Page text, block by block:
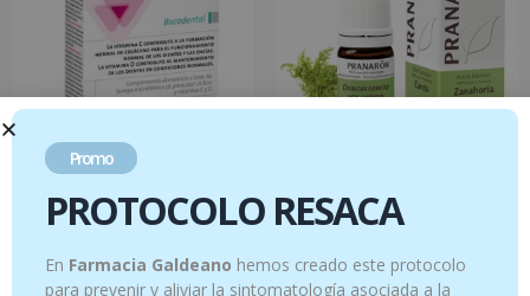
comprimidos
€
10.95€
Promo
PROTOCOLO RESACA
En Farmacia Galdeano hemos creado este protocolo
para prevenir y aliviar la sintomatología asociada a la